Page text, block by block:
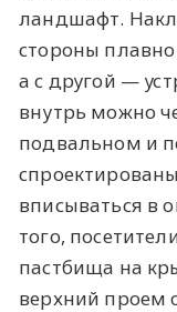
ландшафт.
стороны
а с другой —
внутрь можно
подвальном и
вписываться в
того,
пастбища на
верхний проем